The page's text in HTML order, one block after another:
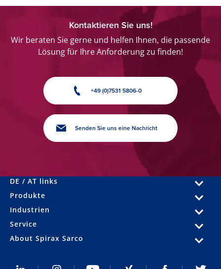
Kontaktieren Sie uns!
Wir beraten Sie gerne und helfen Ihnen, die passende
Lösung für Ihre Anforderung zu finden!
+49 (0)7531 5806-0
Senden Sie uns eine Nachricht
DE / AT links
Produkte
Industrien
Service
About Spirax Sarco